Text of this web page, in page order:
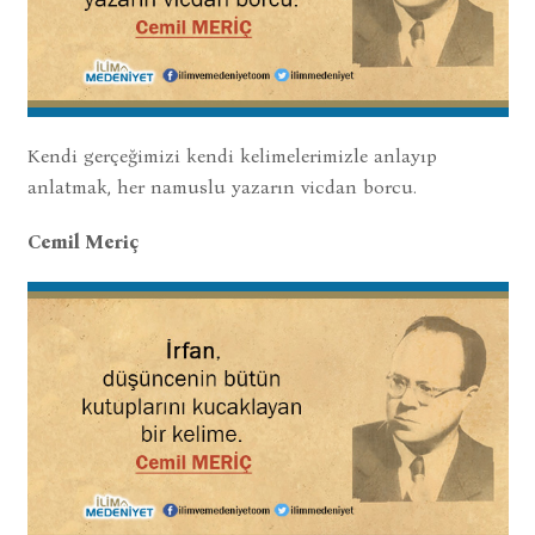
Kendi gerçeğimizi kendi kelimelerimizle anlayıp
anlatmak, her namuslu yazarın vicdan borcu.
Cemil Meriç